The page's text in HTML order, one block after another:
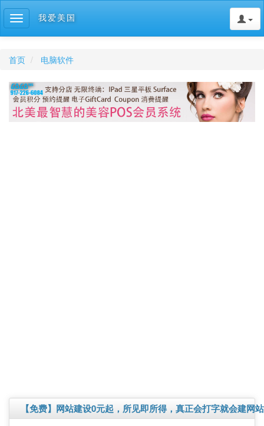
Toggle
navigation
我爱美国
首页 电脑软件
【免费】网站建设0元起，所见即所得，真正会打字就会建网